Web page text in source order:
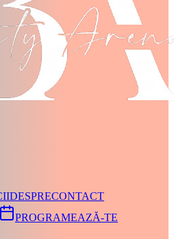
DESPRECONTACT
PROGRAMEAZĂ-TE